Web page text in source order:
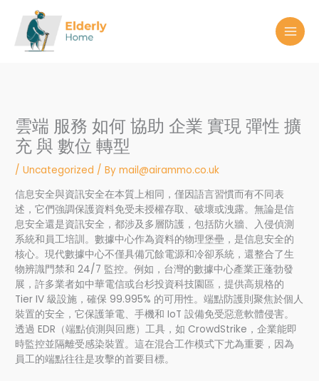
content
雲端 服務 如何 協助 企業 實現 彈性 擴
充 與 數位 轉型
/Uncategorized / Bymail@airammo.co.uk
信息安全與資訊安全在本質上相同，僅因語言習慣而有不同表
述，它們強調保護資料免受未授權存取、破壞或洩露。無論是信
息安全還是資訊安全，都涉及多層防護，包括防火牆、入侵偵測
系統和員工培訓。數據中心作為資料的物理堡壘，是信息安全的
核心。現代數據中心不僅具備冗餘電源和冷卻系統，還整合了生
物辨識門禁和 24/7 監控。例如，台灣的數據中心產業正蓬勃發
展，許多業者如中華電信或台杉投資科技園區，提供高規格的
Tier IV 級設施，確保 99.995% 的可用性。端點防護則聚焦於個人
裝置的安全，它保護筆電、手機和 IoT 設備免受惡意軟體侵害。
透過 EDR（端點偵測與回應）工具，如 CrowdStrike，企業能即
時監控並隔離受感染裝置。這在混合工作模式下尤為重要，因為
員工的端點往往是攻擊的首要目標。